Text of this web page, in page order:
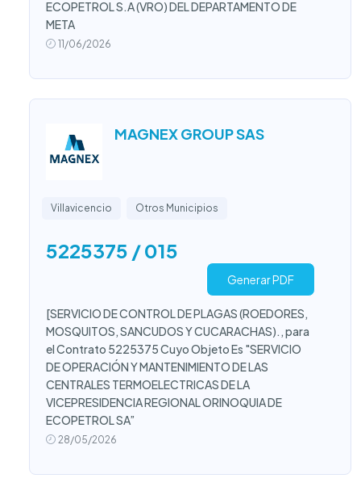
ECOPETROL S.A (VRO) DEL DEPARTAMENTO DE
META
11/06/2026
MAGNEX GROUP SAS
Villavicencio Otros Municipios
5225375 / 015
Generar PDF
[SERVICIO DE CONTROL DE PLAGAS (ROEDORES,
MOSQUITOS, SANCUDOS Y CUCARACHAS)., para
el Contrato 5225375 Cuyo Objeto Es "SERVICIO
DE OPERACIÓN Y MANTENIMIENTO DE LAS
CENTRALES TERMOELECTRICAS DE LA
VICEPRESIDENCIA REGIONAL ORINOQUIA DE
ECOPETROL SA”
28/05/2026